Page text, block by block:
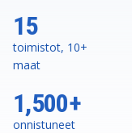
1,500+
onnistuneet
15
toimistot, 10+
maat